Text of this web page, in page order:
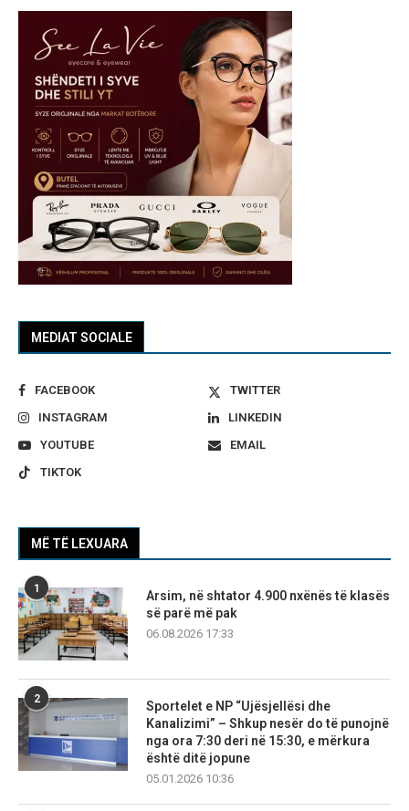
MEDIAT SOCIALE
FACEBOOK
TWITTER
INSTAGRAM
LINKEDIN
YOUTUBE
EMAIL
TIKTOK
MË TË LEXUARA
1
Arsim, në shtator 4.900 nxënës të klasës
së parë më pak
06.08.2026 17:33
2
Sportelet e NP “Ujësjellësi dhe
Kanalizimi” – Shkup nesër do të punojnë
nga ora 7:30 deri në 15:30, e mërkura
është ditë jopune
05.01.2026 10:36